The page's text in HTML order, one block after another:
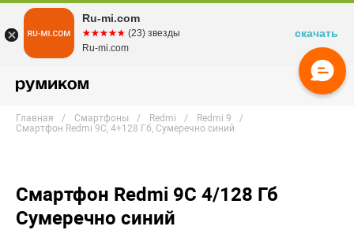
Главная Смартфоны Redmi
Redmi 9
Смартфон Redmi 9C, 4+128 Гб, Сумеречно синий
Смартфон Redmi 9C 4/128 Гб
Сумеречно синий
Ru-mi.com
☆☆☆☆☆
★★★★★ (23) звезды
Ru-mi.com
скачать